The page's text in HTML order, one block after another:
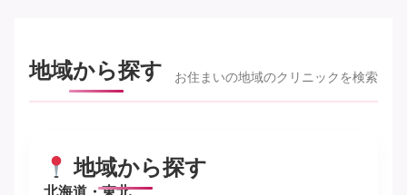
地域から探す お住まいの地域のクリニックを検索
地域から探す